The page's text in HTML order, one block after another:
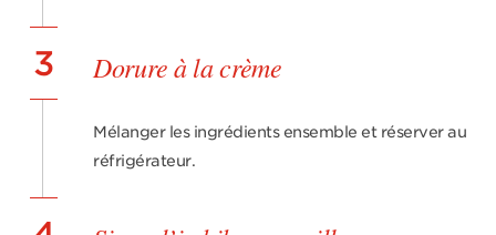
3 Dorure à la crème
Mélanger les ingrédients ensemble et réserver au
réfrigérateur.